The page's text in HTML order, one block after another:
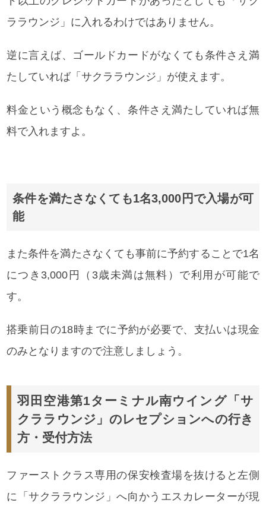
ララウンジ」に入れるわけではありません。
逆に言えば、ゴールドカードがなくても条件さえ満
たしていれば「サクララウンジ」が使えます。
料金という概念もなく、条件さえ満たしていれば無
料で入れますよ。
条件を満たさなくても1名3,000円で入場が可
能
また条件を満たさなくても事前に予約することで1名
につき3,000円（3歳未満は無料）で利用が可能で
す。
搭乗前日の18時までに予約が必要で、支払いは現金
のみとなりますので注意しましょう。
羽田空港第1ターミナル南ウイング「サ
クララウンジ」のレセプションへの行き
方・受付方法
ファーストクラス専用の保安検査場を抜けると左側
に「サクララウンジ」へ向かうエスカレーターが現